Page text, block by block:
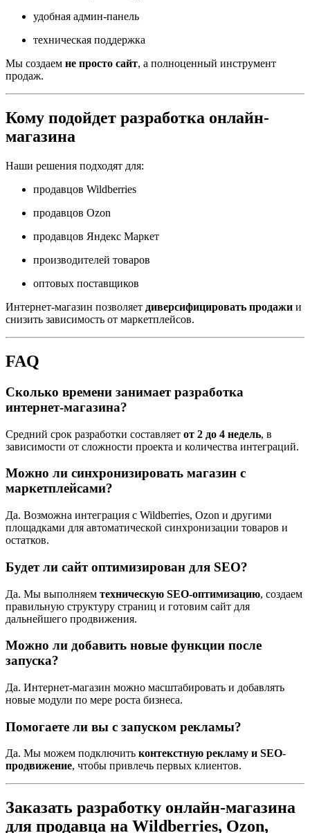
удобная админ-панель
техническая поддержка
Мы создаем не просто сайт, а полноценный инструмент
продаж.
Кому подойдет разработка онлайн-
магазина
Наши решения подходят для:
продавцов Wildberries
продавцов Ozon
продавцов Яндекс Маркет
производителей товаров
оптовых поставщиков
Интернет-магазин позволяет диверсифицировать продажи и
снизить зависимость от маркетплейсов.
FAQ
Сколько времени занимает разработка
интернет-магазина?
Средний срок разработки составляет от 2 до 4 недель, в
зависимости от сложности проекта и количества интеграций.
Можно ли синхронизировать магазин с
маркетплейсами?
Да. Возможна интеграция с Wildberries, Ozon и другими
площадками для автоматической синхронизации товаров и
остатков.
Будет ли сайт оптимизирован для SEO?
Да. Мы выполняем техническую SEO-оптимизацию, создаем
правильную структуру страниц и готовим сайт для
дальнейшего продвижения.
Можно ли добавить новые функции после
запуска?
Да. Интернет-магазин можно масштабировать и добавлять
новые модули по мере роста бизнеса.
Помогаете ли вы с запуском рекламы?
Да. Мы можем подключить контекстную рекламу и SEO-
продвижение, чтобы привлечь первых клиентов.
Заказать разработку онлайн-магазина
для продавца на Wildberries, Ozon,